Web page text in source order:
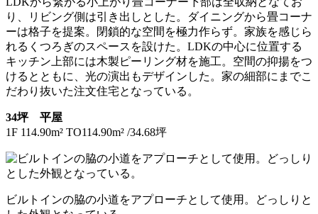
り、リビング側は引き出しとした。ダイニングから畳コーナ
ーは格子を提案。閉鎖的な空間を極力作らず。家族を感じら
れるくつろぎのスペースを設けた。LDKの中心に位置する
キッチン上部には木製ピーリング材を施工。空間の抑揚をつ
けるとともに、光の演出もデザインした。家の細部にまでこ
だわり抜いた注文住宅となっている。
34坪 平屋
1F 114.90m² TO114.90m² /34.68坪
ビルトインの脇の小道をアプローチとして使用。どっしりと